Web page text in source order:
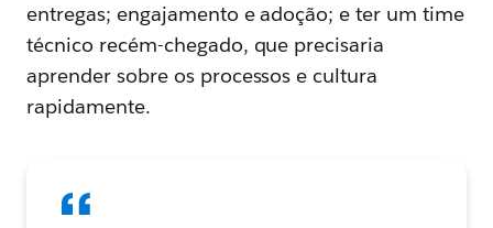
entregas; engajamento e adoção; e ter um time
técnico recém-chegado, que precisaria
aprender sobre os processos e cultura
rapidamente.